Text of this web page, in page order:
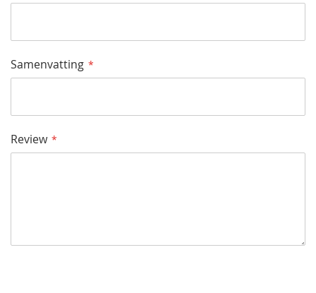
Samenvatting
Review